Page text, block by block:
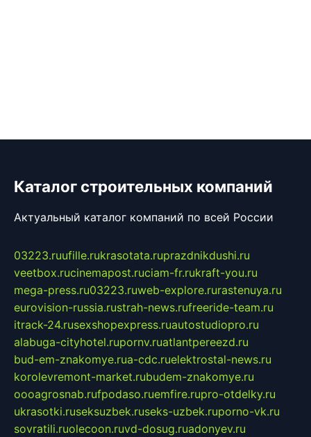
Каталог строительных компаний
Актуальный каталог компаний по всей России
03223.ruufille.rukrasotata.ruprazdnikdushi.ru
veetbox.rucinemapost.ruciam-fr.rukraft-you.ru
mega-press.ru03223.ruweb-explore.rurastenuya.ru
eurovision-russia.rustrah-news.rufreeride-team.ru
itrack-24.rusexshopexpress.ruautostudiopro.ru
alabuga-cityhotel.rupornv.ruatlantpereezd.ru
bud-em-znakomye.rua-cdc.ruelektrostal-news.ru
korolevremont-market.rubudem-znakomye.ru
oooagrosnab.rufpodaso.ruemfire.rupro-otdelky.ru
ukrasotki.ruseksuzbek.ruseks-uzbek.ruporno-vk.ru
sovratili.ruolecoon.ruvd-dosug.ruadonyev.ru